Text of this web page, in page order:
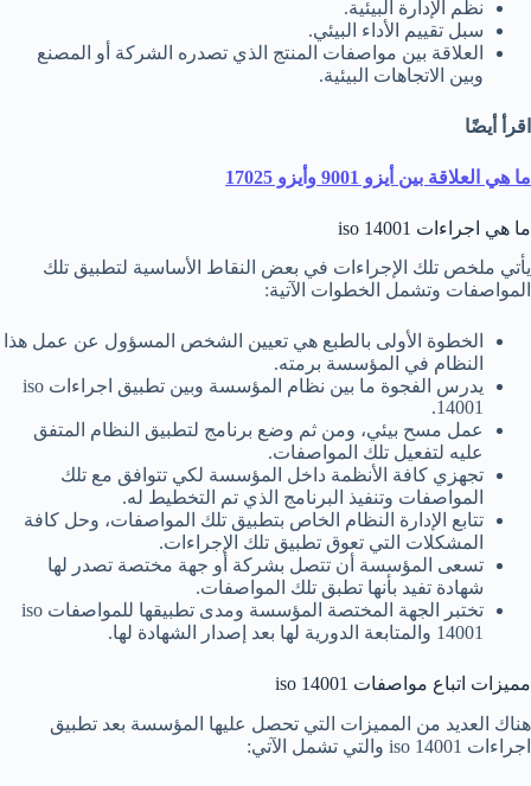
نظم الإدارة البيئية.
سبل تقييم الأداء البيئي.
العلاقة بين مواصفات المنتج الذي تصدره الشركة أو المصنع
وبين الاتجاهات البيئية.
اقرأ أيضًا
ما هي العلاقة بين أيزو 9001 وأيزو 17025
ما هي اجراءات iso 14001
يأتي ملخص تلك الإجراءات في بعض النقاط الأساسية لتطبيق تلك
المواصفات وتشمل الخطوات الآتية:
الخطوة الأولى بالطبع هي تعيين الشخص المسؤول عن عمل هذا
النظام في المؤسسة برمته.
يدرس الفجوة ما بين نظام المؤسسة وبين تطبيق اجراءات iso
14001.
عمل مسح بيئي، ومن ثم وضع برنامج لتطبيق النظام المتفق
عليه لتفعيل تلك المواصفات.
تجهزي كافة الأنظمة داخل المؤسسة لكي تتوافق مع تلك
المواصفات وتنفيذ البرنامج الذي تم التخطيط له.
تتابع الإدارة النظام الخاص بتطبيق تلك المواصفات، وحل كافة
المشكلات التي تعوق تطبيق تلك الإجراءات.
تسعى المؤسسة أن تتصل بشركة أو جهة مختصة تصدر لها
شهادة تفيد بأنها تطبق تلك المواصفات.
تختبر الجهة المختصة المؤسسة ومدى تطبيقها للمواصفات iso
14001 والمتابعة الدورية لها بعد إصدار الشهادة لها.
مميزات اتباع مواصفات iso 14001
هناك العديد من المميزات التي تحصل عليها المؤسسة بعد تطبيق
اجراءات iso 14001 والتي تشمل الآتي: